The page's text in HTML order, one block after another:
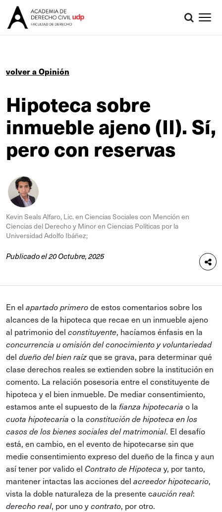
volver a Opinión
Hipoteca sobre
inmueble ajeno (II). Sí,
pero con reservas
Kevin Seals Alfaro, Lic. en Ciencias Sociales con Mención en
Ciencias del Derecho y Minor en Ciencias Políticas por la
Universidad Adolfo Ibáñez;
Publicado el 20 Octubre, 2025
En el apartado primerode estos comentarios sobre los
alcances de la hipoteca que recae en un inmueble ajeno
al patrimonio del constituyente, hacíamos énfasis en la
concurrencia u omisión del conocimiento y voluntariedad
del dueño del bien raízque se grava, para determinar qué
clase derechos reales se extienden sobre la institución en
comento. La relación posesoria entre el constituyente de
hipoteca y el bien inmueble. De mediar consentimiento,
estamos ante el supuesto de la fianza hipotecaria o la
cuota hipotecaria o la constitución de hipoteca en los
casos de los bienes sociales del matrimonial. El desafío
está, en cambio, en el evento de hipotecarse sin que
medie consentimiento expreso del dueño de la finca y aun
así tener por valido el Contrato de Hipoteca y, por tanto,
mantener intactas las acciones del acreedor hipotecario,
vista la doble naturaleza de la presente caución real:
derecho real, por uno ycontrato, por otro.